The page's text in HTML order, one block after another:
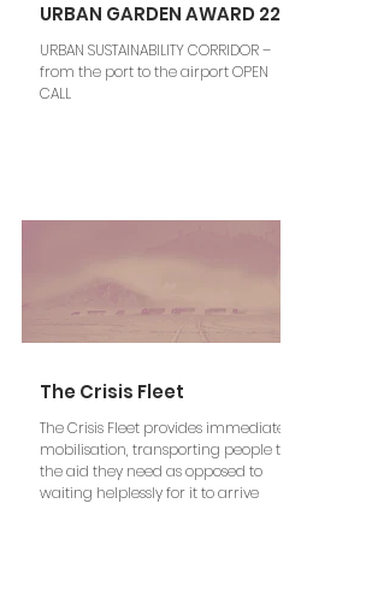
URBAN GARDEN AWARD 22
URBAN SUSTAINABILITY CORRIDOR –
from the port to the airport OPEN
CALL
The Crisis Fleet
The Crisis Fleet provides immediate
mobilisation, transporting people to
the aid they need as opposed to
waiting helplessly for it to arrive